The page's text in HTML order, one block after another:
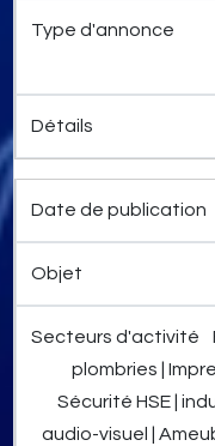
plombries |
Sécurité HSE |
audio-visuel |